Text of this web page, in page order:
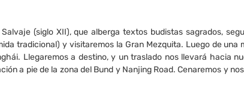
(siglo XII), que alberga textos budistas sagrados,
tradicional) y visitaremos la Gran Mezquita. Luego de una
Llegaremos a destino, y un traslado nos llevará hacia
a pie de la zona del Bund y Nanjing Road. Cenaremos y